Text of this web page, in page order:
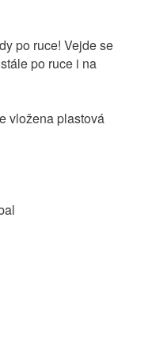
po ruce! Vejde se
po ruce i na
vložena plastová